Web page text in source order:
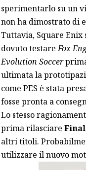
sperimentarlo su un
non ha dimostrato di
Tuttavia, Square
dovuto testareFox
Evolution Soccer
ultimata la
come PES è stata
fosse pronta a
Lo stesso
prima rilasciare Final
altri titoli.
utilizzare il nuovo